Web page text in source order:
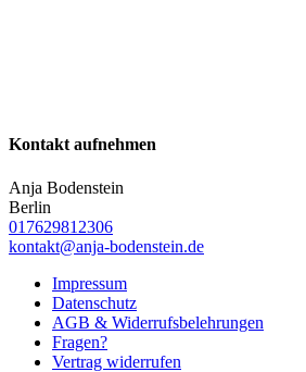
Kontakt aufnehmen
Anja Bodenstein
Berlin
017629812306
kontakt@anja-bodenstein.de
Impressum
Datenschutz
AGB & Widerrufsbelehrungen
Fragen?
Vertrag widerrufen